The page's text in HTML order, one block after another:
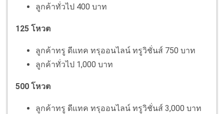
ลูกค้าทั่วไป 400 บาท
125 โหวต
ลูกค้าทรู ดีแทค ทรุออนไลน์ ทรูวิชั่นส์ 750 บาท
ลูกค้าทั่วไป 1,000 บาท
500 โหวต
ลูกค้าทรู ดีแทค ทรุออนไลน์ ทรูวิชั่นส์ 3,000 บาท